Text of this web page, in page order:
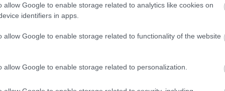
allow Google to enable storage related to analytics like cookies on
identifiers in apps.
allow Google to enable storage related to functionality of the website
allow Google to enable storage related to personalization.
premení na nevábne mäkkú hmotu
Okrasná záhrada